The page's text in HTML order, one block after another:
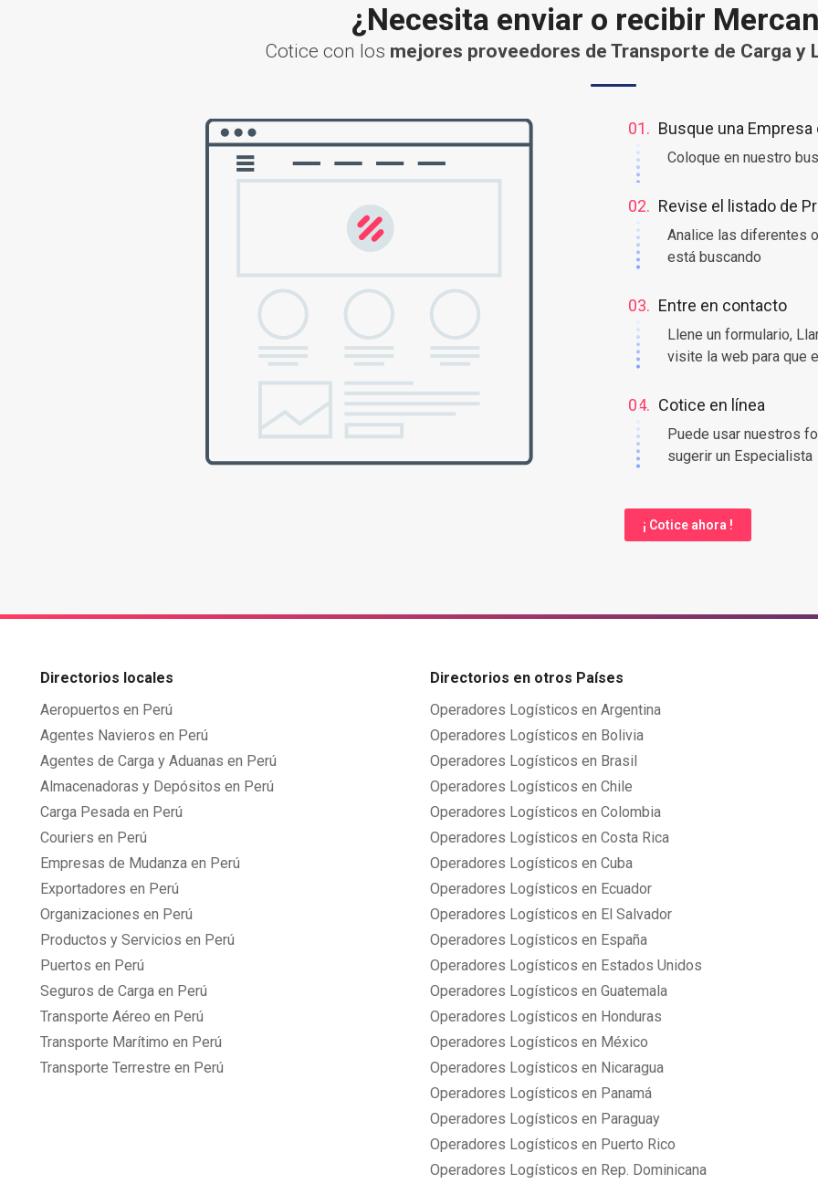
¿Necesita enviar o recibir
Cotice con los mejores proveedores de Transporte de Carga y
01. Busque una
Coloque en nuestro
02. Revise el listado de
Analice las diferentes
está buscando
03. Entre en contacto
Llene un formulario,
visite la web para que
04. Cotice en línea
Puede usar nuestros
sugerir un Especialista
¡ Cotice ahora !
Directorios locales
Aeropuertos en Perú
Agentes Navieros en Perú
Agentes de Carga y Aduanas en Perú
Almacenadoras y Depósitos en Perú
Carga Pesada en Perú
Couriers en Perú
Empresas de Mudanza en Perú
Exportadores en Perú
Organizaciones en Perú
Productos y Servicios en Perú
Puertos en Perú
Seguros de Carga en Perú
Transporte Aéreo en Perú
Transporte Marítimo en Perú
Transporte Terrestre en Perú
Directorios en otros Países
Operadores Logísticos en Argentina
Operadores Logísticos en Bolivia
Operadores Logísticos en Brasil
Operadores Logísticos en Chile
Operadores Logísticos en Colombia
Operadores Logísticos en Costa Rica
Operadores Logísticos en Cuba
Operadores Logísticos en Ecuador
Operadores Logísticos en El Salvador
Operadores Logísticos en España
Operadores Logísticos en Estados Unidos
Operadores Logísticos en Guatemala
Operadores Logísticos en Honduras
Operadores Logísticos en México
Operadores Logísticos en Nicaragua
Operadores Logísticos en Panamá
Operadores Logísticos en Paraguay
Operadores Logísticos en Puerto Rico
Operadores Logísticos en Rep. Dominicana